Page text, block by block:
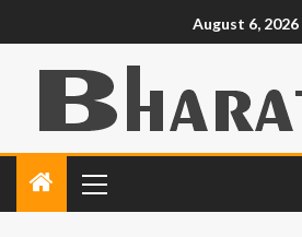
August 6, 2026